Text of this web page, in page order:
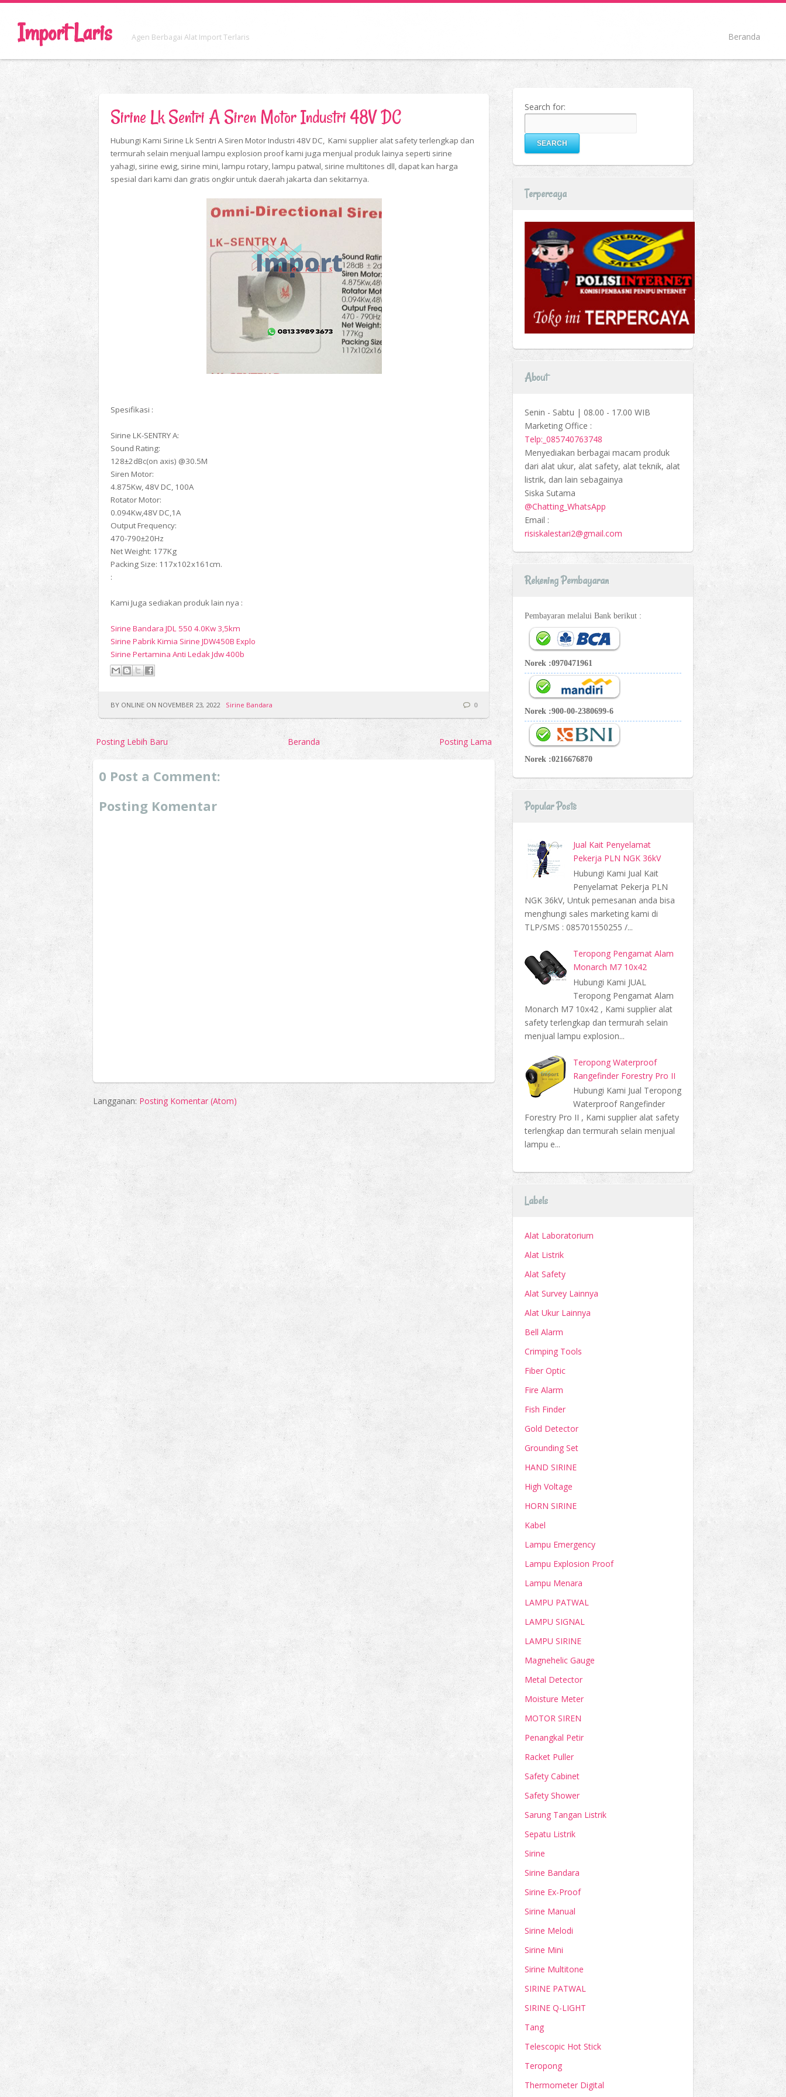
Import Laris Agen Berbagai Alat Import Terlaris Beranda
Sirine Lk Sentri A Siren Motor Industri 48V DC
Hubungi Kami Sirine Lk Sentri A Siren Motor Industri 48V DC, Kami supplier alat safety terlengkap dan
termurah selain menjual lampu explosion proof kami juga menjual produk lainya seperti sirine
yahagi, sirine ewig, sirine mini, lampu rotary, lampu patwal, sirine multitones dll, dapat kan harga
spesial dari kami dan gratis ongkir untuk daerah jakarta dan sekitarnya.
Spesifikasi :
Sirine LK-SENTRY A:
Sound Rating:
128±2dBc(on axis) @30.5M
Siren Motor:
4.875Kw, 48V DC, 100A
Rotator Motor:
0.094Kw,48V DC,1A
Output Frequency:
470-790±20Hz
Net Weight: 177Kg
Packing Size: 117x102x161cm.
:
Kami Juga sediakan produk lain nya :
Sirine Bandara JDL 550 4.0Kw 3,5km
Sirine Pabrik Kimia Sirine JDW450B Explo
Sirine Pertamina Anti Ledak Jdw 400b
BY ONLINE ON NOVEMBER 23, 2022 Sirine Bandara 0
Posting Lebih Baru Posting Lama
Beranda
0 Post a Comment:
Posting Komentar
Langganan: Posting Komentar (Atom)
Search for:
Terpercaya
About
Senin - Sabtu | 08.00 - 17.00 WIB
Marketing Office :
Telp:_085740763748
Menyediakan berbagai macam produk
dari alat ukur, alat safety, alat teknik, alat
listrik, dan lain sebagainya
Siska Sutama
@Chatting_WhatsApp
Email :
risiskalestari2@gmail.com
Rekening Pembayaran
Pembayaran melalui Bank berikut :
Norek :0970471961
Norek :900-00-2380699-6
Norek :0216676870
Popular Posts
Jual Kait Penyelamat
Pekerja PLN NGK 36kV
Hubungi Kami Jual Kait
Penyelamat Pekerja PLN
NGK 36kV, Untuk pemesanan anda bisa
menghungi sales marketing kami di
TLP/SMS : 085701550255 /...
Teropong Pengamat Alam
Monarch M7 10x42
Hubungi Kami JUAL
Teropong Pengamat Alam
Monarch M7 10x42 , Kami supplier alat
safety terlengkap dan termurah selain
menjual lampu explosion...
Teropong Waterproof
Rangefinder Forestry Pro II
Hubungi Kami Jual Teropong
Waterproof Rangefinder
Forestry Pro II , Kami supplier alat safety
terlengkap dan termurah selain menjual
lampu e...
Labels
Alat Laboratorium
Alat Listrik
Alat Safety
Alat Survey Lainnya
Alat Ukur Lainnya
Bell Alarm
Crimping Tools
Fiber Optic
Fire Alarm
Fish Finder
Gold Detector
Grounding Set
HAND SIRINE
High Voltage
HORN SIRINE
Kabel
Lampu Emergency
Lampu Explosion Proof
Lampu Menara
LAMPU PATWAL
LAMPU SIGNAL
LAMPU SIRINE
Magnehelic Gauge
Metal Detector
Moisture Meter
MOTOR SIREN
Penangkal Petir
Racket Puller
Safety Cabinet
Safety Shower
Sarung Tangan Listrik
Sepatu Listrik
Sirine
Sirine Bandara
Sirine Ex-Proof
Sirine Manual
Sirine Melodi
Sirine Mini
Sirine Multitone
SIRINE PATWAL
SIRINE Q-LIGHT
Tang
Telescopic Hot Stick
Teropong
Thermometer Digital